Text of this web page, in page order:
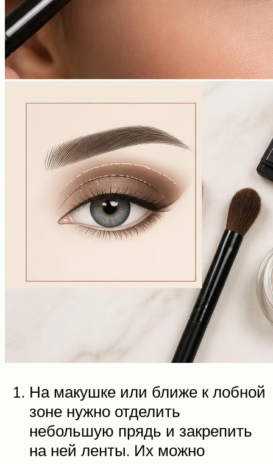
На макушке или ближе к лобной
зоне нужно отделить
небольшую прядь и закрепить
на ней ленты. Их можно